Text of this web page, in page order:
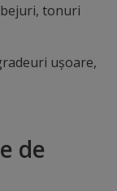
tonuri
ușoare,
de